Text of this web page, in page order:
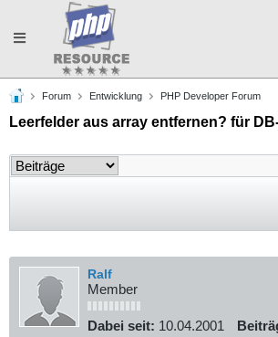
Toggle
navigation
Forum Entwicklung PHP Developer Forum
Leerfelder aus array entfernen? für
Ralf
Member
Dabei seit: 10.04.2001